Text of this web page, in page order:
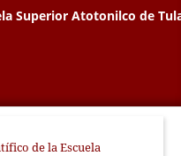
Superior Atotonilco de
de la Escuela